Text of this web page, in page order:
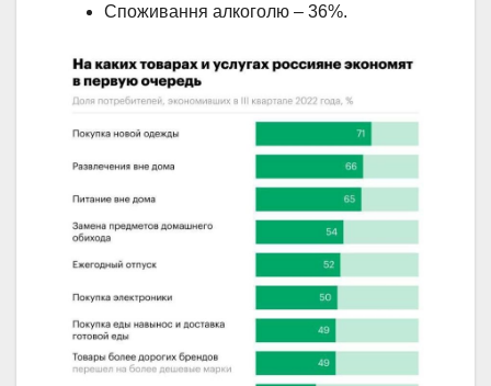
Споживання алкоголю – 36%.